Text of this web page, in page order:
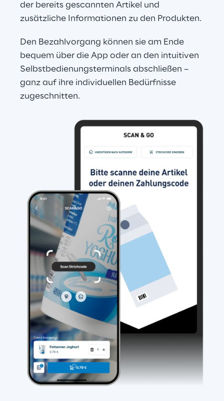
der bereits gescannten Artikel und
zusätzliche Informationen zu den Produkten.
Den Bezahlvorgang können sie am Ende
bequem über die App oder an den intuitiven
Selbstbedienungsterminals abschließen –
ganz auf ihre individuellen Bedürfnisse
zugeschnitten.